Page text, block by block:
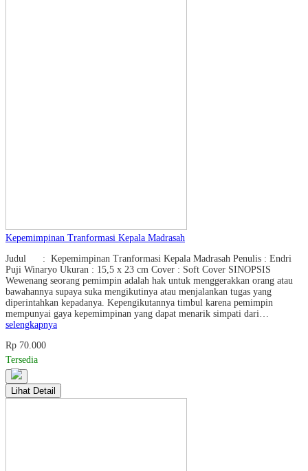
Kepemimpinan Tranformasi Kepala Madrasah
Judul : Kepemimpinan Tranformasi Kepala Madrasah Penulis : Endri
Puji Winaryo Ukuran : 15,5 x 23 cm Cover : Soft Cover SINOPSIS
Wewenang seorang pemimpin adalah hak untuk menggerakkan orang atau
bawahannya supaya suka mengikutinya atau menjalankan tugas yang
diperintahkan kepadanya. Kepengikutannya timbul karena pemimpin
mempunyai gaya kepemimpinan yang dapat menarik simpati dari…
selengkapnya
Rp 70.000
Tersedia
Lihat Detail